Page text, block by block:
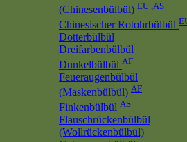
(Chinesenbülbül) EU ,AS
Chinesischer Rotohrbülbül
Dotterbülbül
Dreifarbenbülbül
Dunkelbülbül AF
Feueraugenbülbül
(Maskenbülbül) AF
Finkenbülbül AS
Flauschrückenbülbül
(Wollrückenbülbül)